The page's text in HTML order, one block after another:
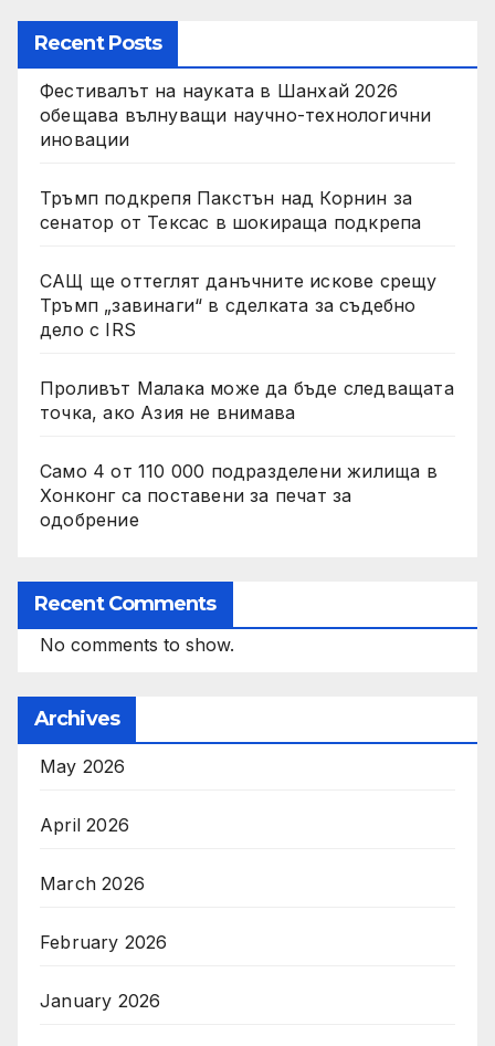
Recent Posts
Фестивалът на науката в Шанхай 2026
обещава вълнуващи научно-технологични
иновации
Тръмп подкрепя Пакстън над Корнин за
сенатор от Тексас в шокираща подкрепа
САЩ ще оттеглят данъчните искове срещу
Тръмп „завинаги“ в сделката за съдебно
дело с IRS
Проливът Малака може да бъде следващата
точка, ако Азия не внимава
Само 4 от 110 000 подразделени жилища в
Хонконг са поставени за печат за
одобрение
Recent Comments
No comments to show.
Archives
May 2026
April 2026
March 2026
February 2026
January 2026